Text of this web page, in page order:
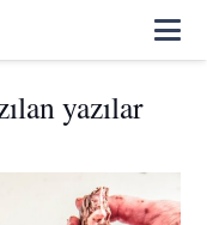
yazılar